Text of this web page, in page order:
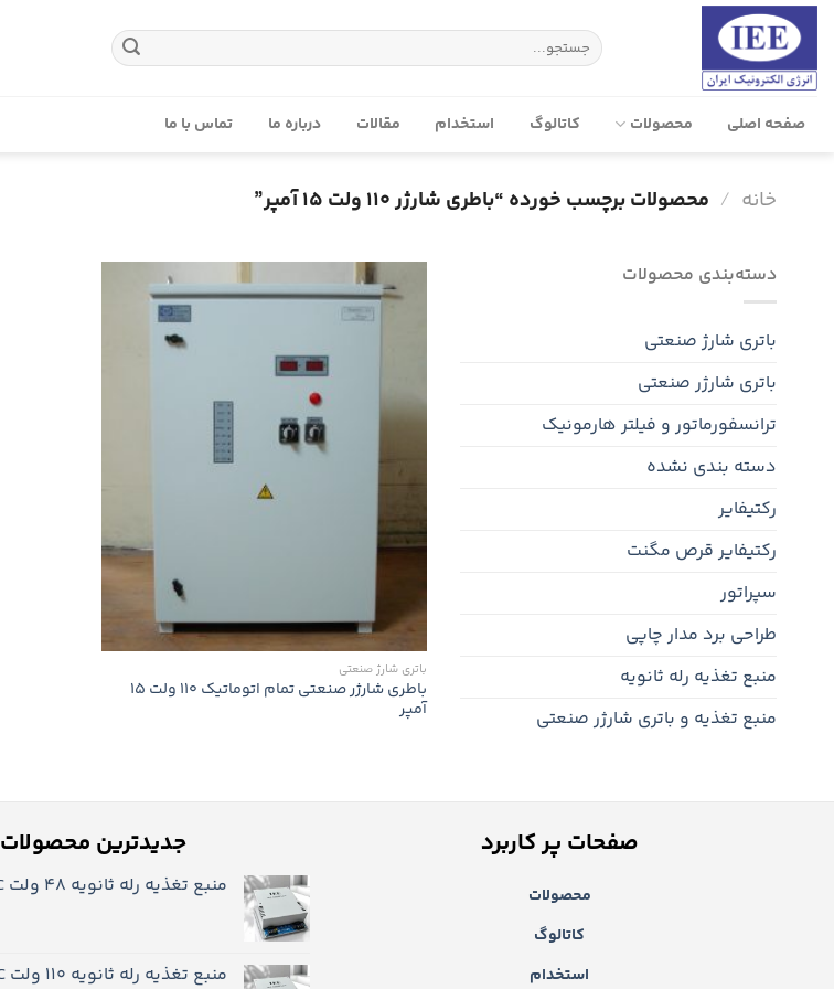
پرش
محتوا
جستجو
برای:
صفحه‌ اصلی محصولات کاتالوگ استخدام مقالات درباره ما تماس با ما
خانه / محصولات برچسب خورده “باطری شارژر 110 ولت 15 آمپر”
دسته‌بندی محصولات
باتری شارژ صنعتی
باتری شارژر صنعتی
ترانسفورماتور و فیلتر هارمونیک
دسته بندی نشده
رکتیفایر
رکتیفایر قرص مگنت
سپراتور
طراحی برد مدار چاپی
منبع تغذیه رله ثانویه
منبع تغذیه و باتری شارژر صنعتی
باتری شارژ صنعتی
باطری شارژر صنعتی تمام اتوماتیک 110 ولت 15
آمپر
صفحات پر کاربرد
محصولات
کاتالوگ
استخدام
جدیدترین محصولات
منبع تغذیه رله ثانویه 48 ولت DC
منبع تغذیه رله ثانویه ۱۱۰ ولت DC